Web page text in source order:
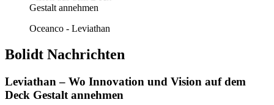
Gestalt annehmen
Oceanco - Leviathan
Bolidt Nachrichten
Leviathan – Wo Innovation und Vision auf dem
Deck Gestalt annehmen